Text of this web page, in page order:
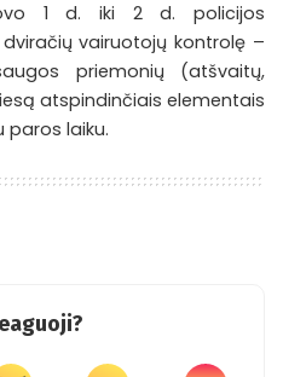
1 d. iki 2d.policijos
vairuotojų kontrolę –
priemonių (atšvaitų,
atspindinčiais elementais
paros laiku.